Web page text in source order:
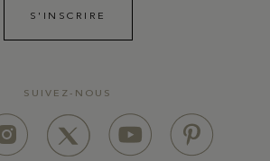
S'INSCRIRE
SUIVEZ-NOUS